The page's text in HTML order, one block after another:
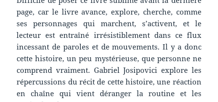
page, car le livre avance, explore, cherche, comme
ses personnages qui marchent, s’activent, et le
lecteur est entraîné irrésistiblement dans ce flux
incessant de paroles et de mouvements. Il y a donc
cette histoire, un peu mystérieuse, que personne ne
comprend vraiment. Gabriel Josipovici explore les
répercussions du récit de cette histoire, une réaction
en chaîne qui vient déranger la routine et les